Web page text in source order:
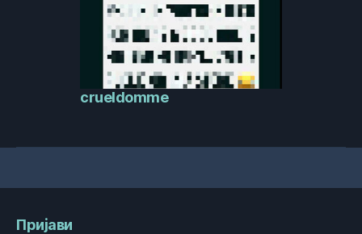
crueldomme
Пријави